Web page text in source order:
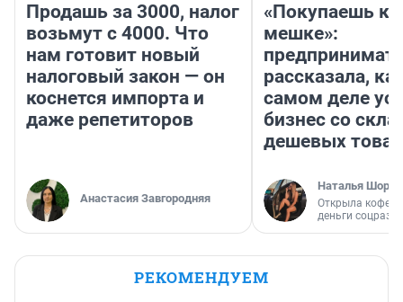
Продашь за 3000, налог
возьмут с 4000. Что
нам готовит новый
налоговый закон — он
коснется импорта и
даже репетиторов
Анастасия Завгородняя
«Покупаешь
мешке»:
рассказала,
самом деле
бизнес со
дешевых
Наталья
Открыла
деньги
РЕКОМЕНДУЕМ